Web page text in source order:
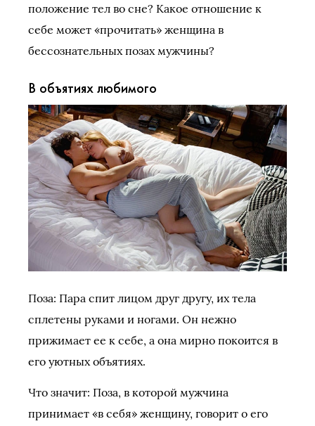
положение тел во сне? Какое отношение к
себе может «прочитать» женщина в
бессознательных позах мужчины?
В объятиях любимого
Поза: Пара спит лицом друг другу, их тела
сплетены руками и ногами. Он нежно
прижимает ее к себе, а она мирно покоится в
его уютных объятиях.
Что значит: Поза, в которой мужчина
принимает «в себя» женщину, говорит о его